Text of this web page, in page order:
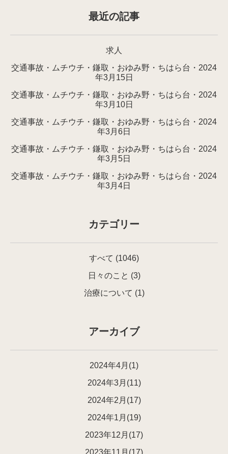
最近の記事
求人
交通事故・ムチウチ・鎌取・おゆみ野・ちはら台・2024
年3月15日
交通事故・ムチウチ・鎌取・おゆみ野・ちはら台・2024
年3月10日
交通事故・ムチウチ・鎌取・おゆみ野・ちはら台・2024
年3月6日
交通事故・ムチウチ・鎌取・おゆみ野・ちはら台・2024
年3月5日
交通事故・ムチウチ・鎌取・おゆみ野・ちはら台・2024
年3月4日
カテゴリー
すべて (1046)
日々のこと (3)
治療について (1)
アーカイブ
2024年4月(1)
2024年3月(11)
2024年2月(17)
2024年1月(19)
2023年12月(17)
2023年11月(17)